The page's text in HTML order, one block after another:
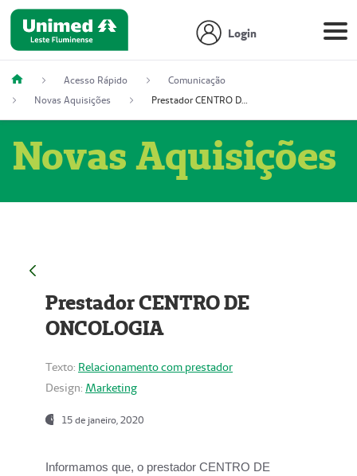
Login
Acesso Rápido
Comunicação
Novas Aquisições
Prestador CENTRO DE ONCOLOGIA
Novas Aquisições
Prestador CENTRO DE
ONCOLOGIA
Texto: Relacionamento com prestador
Design: Marketing
15 de janeiro, 2020
Informamos que, o prestador CENTRO DE